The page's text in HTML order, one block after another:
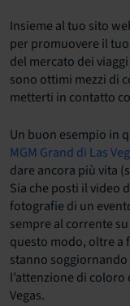
Insieme al tuo sito
per promuovere il
del mercato dei
sono ottimi mezzi di
metterti in contatto
Un buon esempio in
MGM Grand di Las
dare ancora più vita
Sia che posti il video
fotografie di un
sempre al corrente
questo modo, oltre
stanno
l’attenzione di
Vegas.